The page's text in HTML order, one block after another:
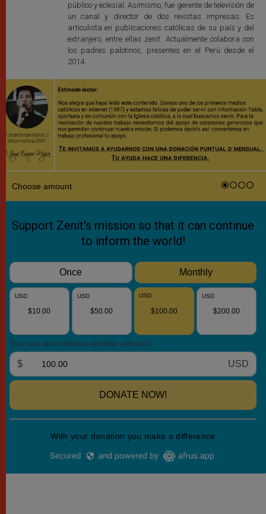
público y eclesial. Asimismo, fue gerente de televisión de
un canal y director de dos revistas impresas. Es
articulista en publicaciones católicas de su país y del
extranjero, entre ellas zenit. Actualmente colabora con
los padres palotinos, presentes en el Perú desde el
2014.